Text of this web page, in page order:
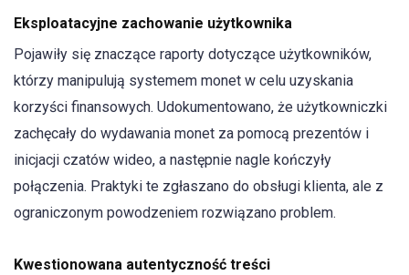
Eksploatacyjne zachowanie użytkownika
Pojawiły się znaczące raporty dotyczące użytkowników,
którzy manipulują systemem monet w celu uzyskania
korzyści finansowych. Udokumentowano, że użytkowniczki
zachęcały do wydawania monet za pomocą prezentów i
inicjacji czatów wideo, a następnie nagle kończyły
połączenia. Praktyki te zgłaszano do obsługi klienta, ale z
ograniczonym powodzeniem rozwiązano problem.
Kwestionowana autentyczność treści